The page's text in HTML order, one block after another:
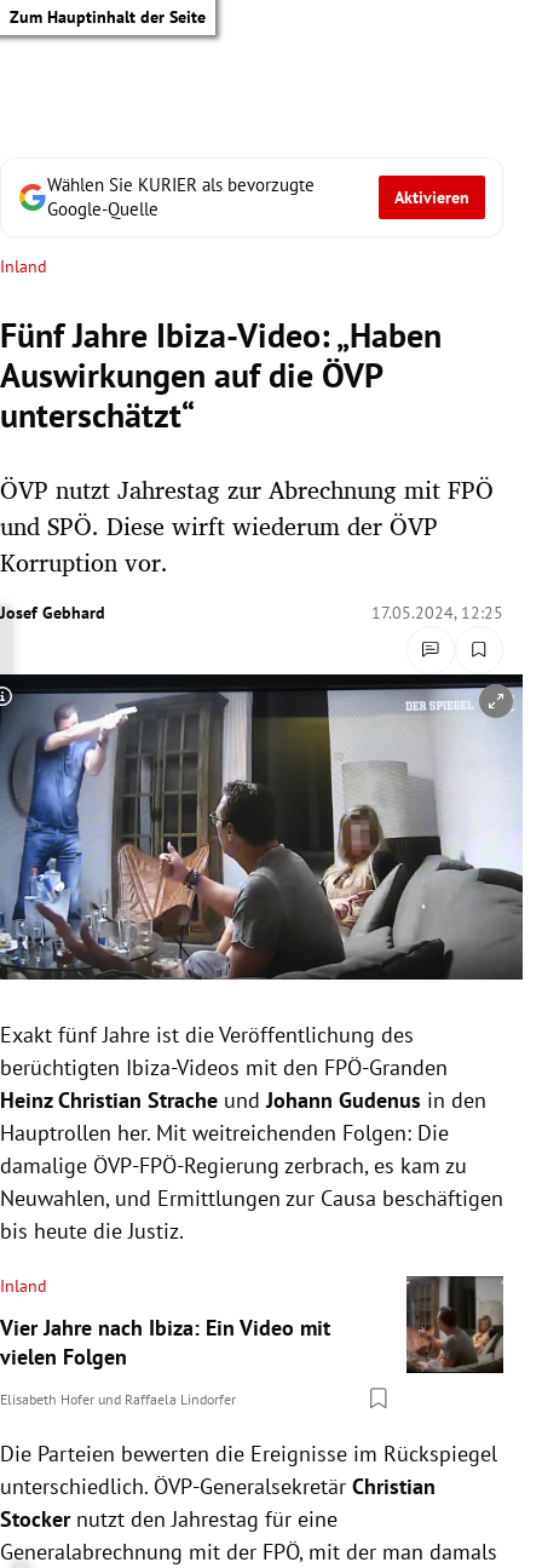
Zum Hauptinhalt der Seite
Untermenü
Untermenü
Untermenü
Untermenü
Untermenü
Untermenü
Untermenü
Untermenü
Untermenü
Untermenü
Wählen Sie KURIER als bevorzugte
Google-Quelle
Aktivieren
Inland
Fünf Jahre Ibiza-Video: „Haben
Auswirkungen auf die ÖVP
unterschätzt“
ÖVP nutzt Jahrestag zur Abrechnung mit FPÖ
und SPÖ. Diese wirft wiederum der ÖVP
Korruption vor.
Josef Gebhard 17.05.2024, 12:25
Copyright-Hinweis öffnen/schließen
Exakt fünf Jahre ist die Veröffentlichung des
berüchtigten Ibiza-Videos mit den FPÖ-Granden
Heinz Christian Strache undJohann Gudenus in den
Hauptrollen her. Mit weitreichenden Folgen: Die
damalige ÖVP-FPÖ-Regierung zerbrach, es kam zu
Neuwahlen, und Ermittlungen zur Causa beschäftigen
bis heute die Justiz.
Inland
Vier Jahre nach Ibiza: Ein Video mit
vielen Folgen
Elisabeth Hofer und Raffaela Lindorfer
Die Parteien bewerten die Ereignisse im Rückspiegel
unterschiedlich. ÖVP-Generalsekretär Christian
Stockernutzt den Jahrestag für eine
Generalabrechnung mit der FPÖ, mit der man damals